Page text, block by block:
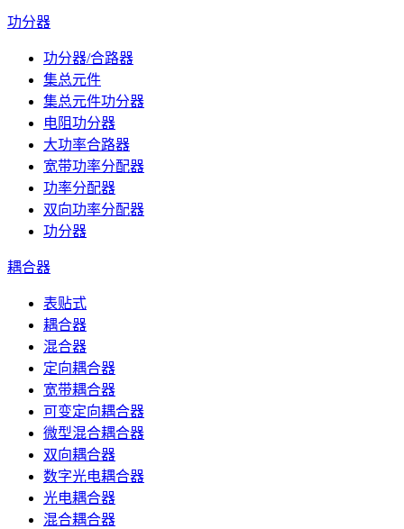
功分器
功分器/合路器
集总元件
集总元件功分器
电阻功分器
大功率合路器
宽带功率分配器
功率分配器
双向功率分配器
功分器
耦合器
表贴式
耦合器
混合器
定向耦合器
宽带耦合器
可变定向耦合器
微型混合耦合器
双向耦合器
数字光电耦合器
光电耦合器
混合耦合器